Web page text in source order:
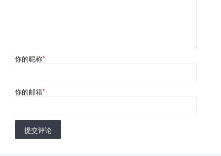
你的昵称*
你的邮箱*
提交评论